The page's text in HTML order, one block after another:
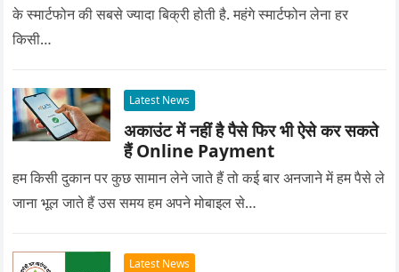
के स्मार्टफोन की सबसे ज्यादा बिक्री होती है. महंगे स्मार्टफोन लेना हर
किसी…
Latest News
अकाउंट में नहीं है पैसे फिर भी ऐसे कर सकते
हैं Online Payment
हम किसी दुकान पर कुछ सामान लेने जाते हैं तो कई बार अनजाने में हम पैसे ले
जाना भूल जाते हैं उस समय हम अपने मोबाइल से…
Latest News